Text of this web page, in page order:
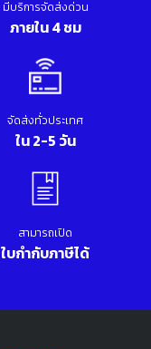
มีบริการจัดส่งด่วน
ภายใน 4 ชม
จัดส่งทั่วประเทศ
ใน 2-5 วัน
สามารถเปิด
ใบกำกับภาษีได้